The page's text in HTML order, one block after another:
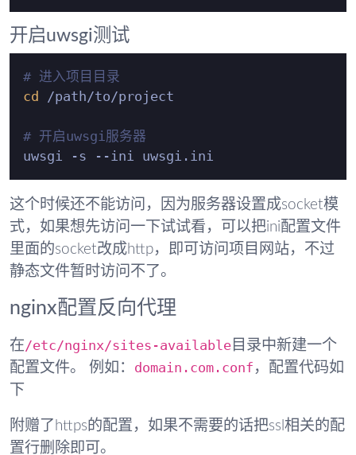
开启uwsgi测试
# 进入项目目录
cd /path/to/project
# 开启uwsgi服务器
这个时候还不能访问，因为服务器设置成socket模
式，如果想先访问一下试试看，可以把ini配置文件
里面的socket改成http，即可访问项目网站，不过
静态文件暂时访问不了。
nginx配置反向代理
在/etc/nginx/sites-available 目录中新建一个
配置文件。 例如： domain.com.conf ，配置代码如
下
附赠了https的配置，如果不需要的话把ssl相关的配
置行删除即可。